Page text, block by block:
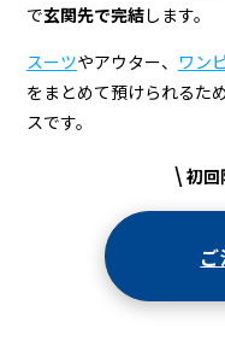
で玄関先で完結します。
スーツやアウター、 ワン
をまとめて預けられるた
スです。
\ 初回